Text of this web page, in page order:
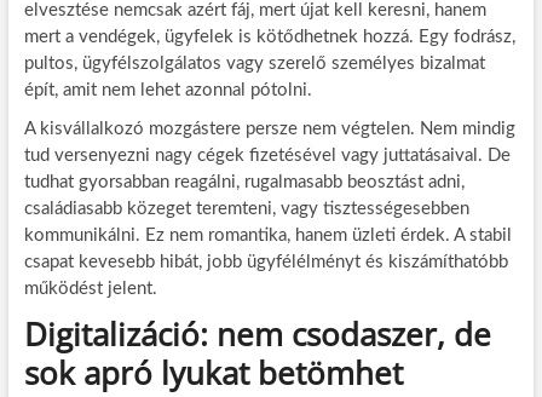
elvesztése nemcsak azért fáj, mert újat kell keresni, hanem
mert a vendégek, ügyfelek is kötődhetnek hozzá. Egy fodrász,
pultos, ügyfélszolgálatos vagy szerelő személyes bizalmat
épít, amit nem lehet azonnal pótolni.
A kisvállalkozó mozgástere persze nem végtelen. Nem mindig
tud versenyezni nagy cégek fizetésével vagy juttatásaival. De
tudhat gyorsabban reagálni, rugalmasabb beosztást adni,
családiasabb közeget teremteni, vagy tisztességesebben
kommunikálni. Ez nem romantika, hanem üzleti érdek. A stabil
csapat kevesebb hibát, jobb ügyfélélményt és kiszámíthatóbb
működést jelent.
Digitalizáció: nem csodaszer, de
sok apró lyukat betömhet